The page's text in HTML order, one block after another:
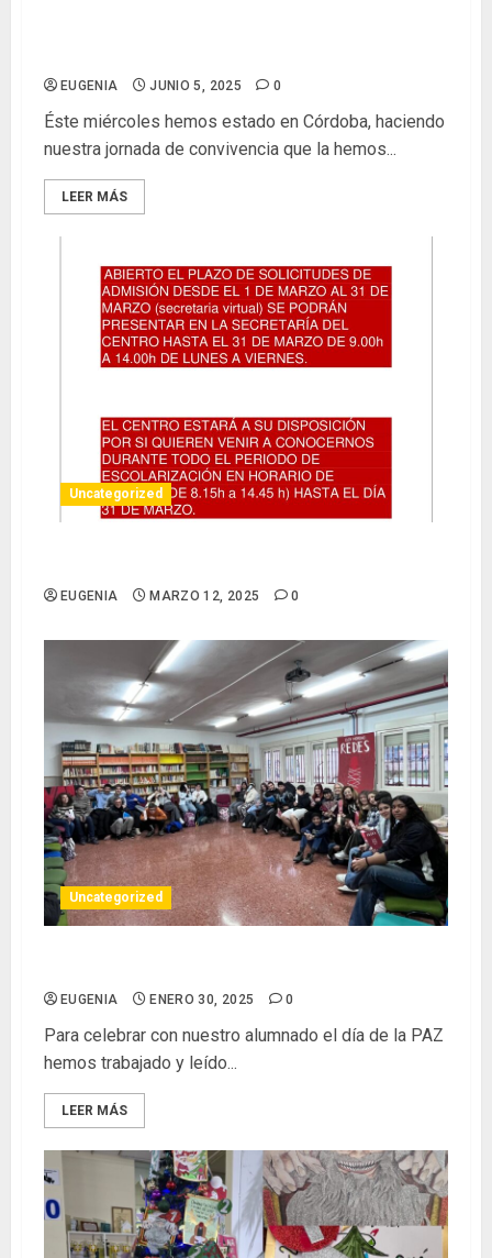
EUGENIA JUNIO 5, 2025 0
Éste miércoles hemos estado en Córdoba, haciendo
nuestra jornada de convivencia que la hemos...
LEER MÁS
Uncategorized
EUGENIA MARZO 12, 2025 0
Uncategorized
EUGENIA ENERO 30, 2025 0
Para celebrar con nuestro alumnado el día de la PAZ
hemos trabajado y leído...
LEER MÁS